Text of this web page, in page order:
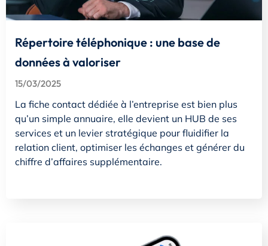
Répertoire téléphonique : une base de
données à valoriser
15/03/2025
La fiche contact dédiée à l’entreprise est bien plus
qu’un simple annuaire, elle devient un HUB de ses
services et un levier stratégique pour fluidifier la
relation client, optimiser les échanges et générer du
chiffre d’affaires supplémentaire.